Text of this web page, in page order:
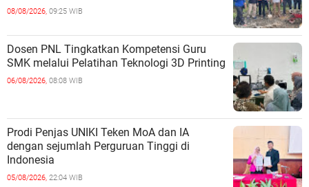
08/08/2026, 09:25 WIB
Dosen PNL Tingkatkan Kompetensi Guru
SMK melalui Pelatihan Teknologi 3D Printing
06/08/2026, 08:08 WIB
Prodi Penjas UNIKI Teken MoA dan IA
dengan sejumlah Perguruan Tinggi di
Indonesia
05/08/2026, 22:04 WIB